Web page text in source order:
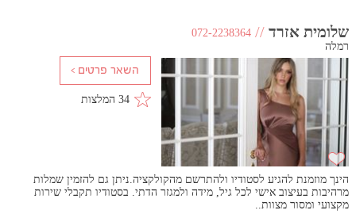
שלומית אזרד //
072-2238364
רמלה
34 המלצות
הינך מוזמנת להגיע לסטודיו ולהתרשם מהקולקציה.ניתן גם להזמין שמלות
מרהיבות בעיצוב אישי לכל גיל, מידה ולמגזר הדתי. בסטודיו תקבלי שירות
מקצועי ומסור מצוות..